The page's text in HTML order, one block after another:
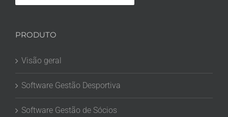
PRODUTO
Visão geral
Software Gestão Desportiva
Software Gestão de Sócios